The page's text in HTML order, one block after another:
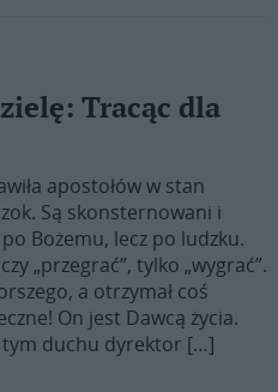
Tracąc dla
apostołów w stan
Są skonsternowani i
Bożemu, lecz po ludzku.
„przegrać”, tylko „wygrać”.
a otrzymał coś
On jest Dawcą życia.
tym duchu dyrektor […]